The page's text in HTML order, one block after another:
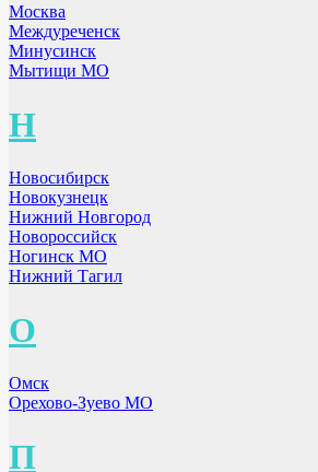
Москва
Междуреченск
Минусинск
Мытищи МО
Н
Новосибирск
Новокузнецк
Нижний Новгород
Новороссийск
Ногинск МО
Нижний Тагил
О
Омск
Орехово-Зуево МО
П